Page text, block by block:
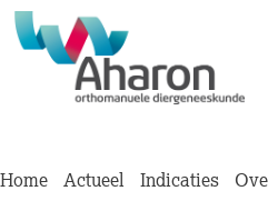
Home Actueel Indicaties